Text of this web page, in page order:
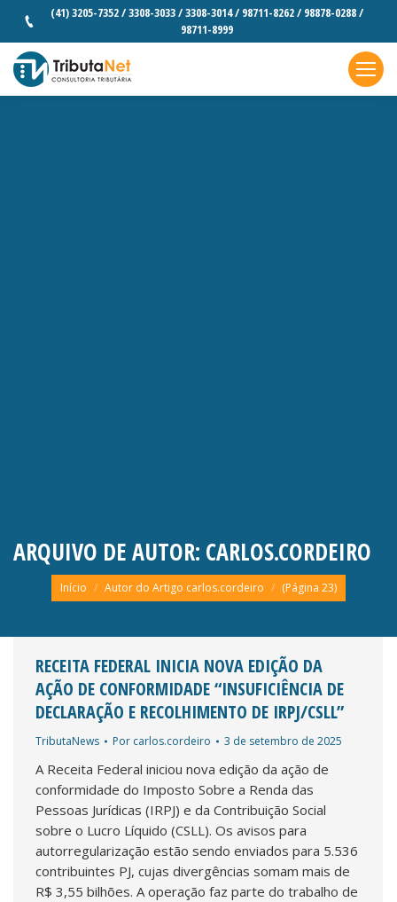
(41) 3205-7352 / 3308-3033 / 3308-3014 / 98711-8262 / 98878-0288 /
98711-8999
ARQUIVO DE AUTOR: CARLOS.CORDEIRO
Você está aqui:
Início Autor do Artigo carlos.cordeiro (Página 23)
RECEITA FEDERAL INICIA NOVA EDIÇÃO DA
AÇÃO DE CONFORMIDADE “INSUFICIÊNCIA DE
DECLARAÇÃO E RECOLHIMENTO DE IRPJ/CSLL”
TributaNews Por carlos.cordeiro 3 de setembro de 2025
A Receita Federal iniciou nova edição da ação de
conformidade do Imposto Sobre a Renda das
Pessoas Jurídicas (IRPJ) e da Contribuição Social
sobre o Lucro Líquido (CSLL). Os avisos para
autorregularização estão sendo enviados para 5.536
contribuintes PJ, cujas divergências somam mais de
R$ 3,55 bilhões. A operação faz parte do trabalho de